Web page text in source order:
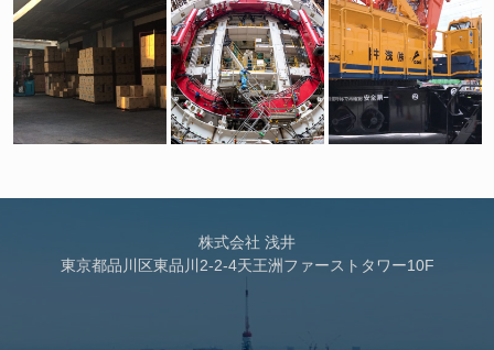
株式会社 浅井
東京都品川区東品川2-2-4天王洲ファーストタワー10F